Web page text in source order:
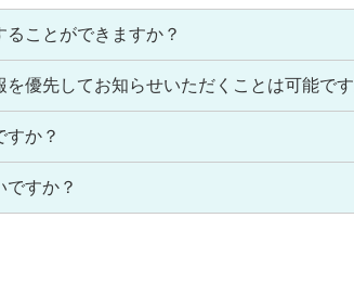
ことができますか？
優先してお知らせいただくことは可能です
すか？
すか？